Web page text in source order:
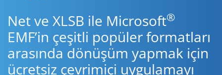
Net ve XLSB ile Microsoft®
EMF’in çeşitli popüler formatları
arasında dönüşüm yapmak için
ücretsiz çevrimiçi uygulamayı